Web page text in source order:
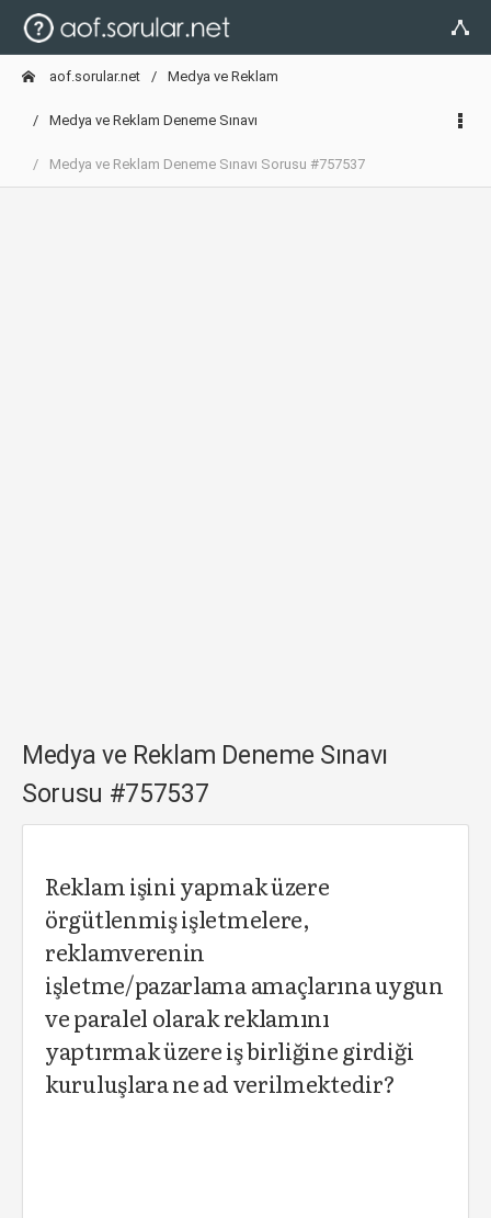
aof.sorular.net Medya ve Reklam
Medya ve Reklam Deneme Sınavı
Medya ve Reklam Deneme Sınavı Sorusu #757537
Medya ve Reklam Deneme Sınavı
Sorusu #757537
Reklam işini yapmak üzere
örgütlenmiş işletmelere,
reklamverenin
işletme/pazarlama amaçlarına uygun
ve paralel olarak reklamını
yaptırmak üzere iş birliğine girdiği
kuruluşlara ne ad verilmektedir?